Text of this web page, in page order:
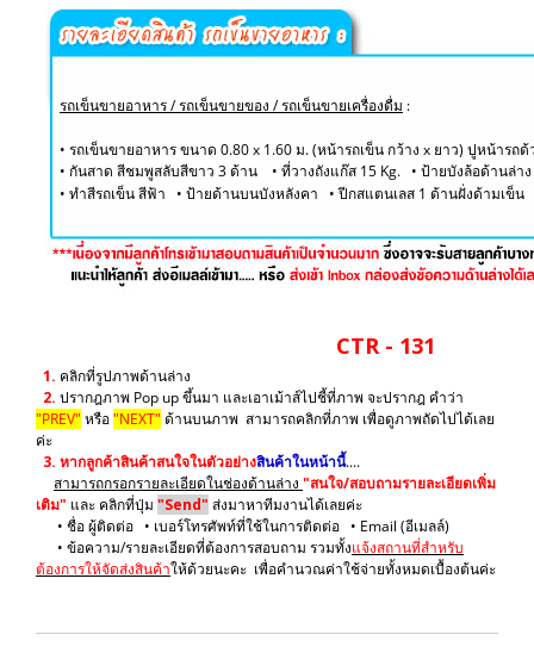
รถเข็นขายอาหาร / รถเข็นขายของ / รถเข็นขายเครื่องดื่ม :
• รถเข็นขายอาหาร ขนาด 0.80 x 1.60 ม. (หน้ารถเข็น กว้าง x ยาว) ปูหน้ารถ
• กันสาด สีชมพูสลับสีขาว 3 ด้าน • ที่วางถังแก๊ส 15 Kg. • ป้ายบังล้อด้านล่
​• ทำสีรถเข็น สีฟ้า • ป้ายด้านบนบังหลังคา • ปีกสแตนเลส 1 ด้านฝั่งด้ามเข็น
CTR - 131
1. คลิกที่รูปภาพด้านล่าง
2. ปรากฎภาพ Pop up ขึ้นมา และเอาเม้าส์ไปชี้ที่ภาพ จะปรากฎ คำว่า
"PREV" หรือ"NEXT" ด้านบนภาพ สามารถคลิกที่ภาพ เพื่อดูภาพถัดไปได้เลย
ค่ะ
3. หากลูกค้าสินค้าสนใจในตัวอย่างสินค้าในหน้านี้....
สามารถกรอกรายละเอียดในช่องด้านล่าง "สนใจ/สอบถามรายละเอียดเพิ่ม
เติม" และ คลิกที่ปุ่ม "Send" ส่งมาหาทีมงานได้เลยค่ะ
• ชื่อ ผู้ติดต่อ • เบอร์โทรศัพท์ที่ใช้ในการติดต่อ • Email (อีเมลล์)
• ข้อความ/รายละเอียดที่ต้องการสอบถาม รวมทั้งแจ้งสถานที่สำหรับ
ต้องการให้จัดส่งสินค้าให้ด้วยนะคะ เพื่อคำนวณค่าใช้จ่ายทั้งหมดเบื้องต้นค่ะ